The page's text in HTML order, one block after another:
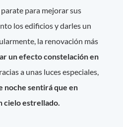
para mejorar sus
los edificios y darles un
la renovación más
un efecto constelación en
a unas luces especiales,
noche sentirá que en
cielo estrellado.